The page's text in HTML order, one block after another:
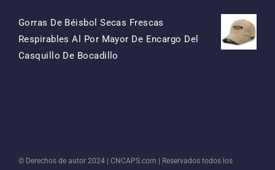
Original
Era:
Actual
Es:
Gorras De Béisbol Secas Frescas
Respirables Al Por Mayor De Encargo Del
Casquillo De Bocadillo
© Derechos de autor 2024 | CNCAPS.com | Reservados todos los